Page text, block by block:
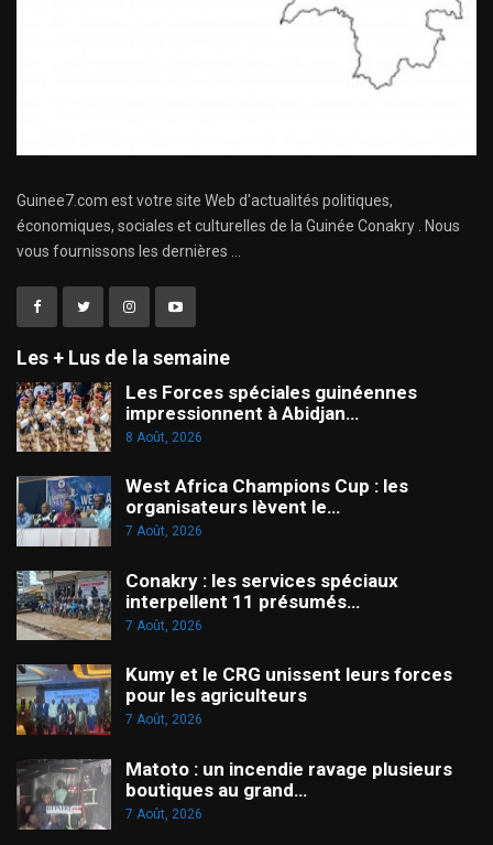
Guinee7.com est votre site Web d'actualités politiques,
économiques, sociales et culturelles de la Guinée Conakry . Nous
vous fournissons les dernières ...
Les + Lus de la semaine
Les Forces spéciales guinéennes
impressionnent à Abidjan…
8 Août, 2026
West Africa Champions Cup : les
organisateurs lèvent le…
7 Août, 2026
Conakry : les services spéciaux
interpellent 11 présumés…
7 Août, 2026
Kumy et le CRG unissent leurs forces
pour les agriculteurs
7 Août, 2026
Matoto : un incendie ravage plusieurs
boutiques au grand…
7 Août, 2026